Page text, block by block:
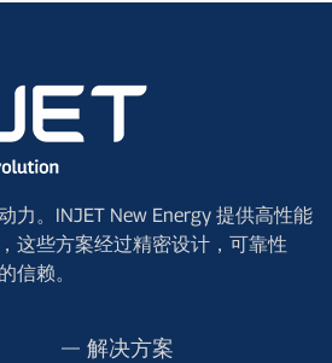
力。INJET New Energy 提供高性能
这些方案经过精密设计，可靠性
信赖。
解决方案